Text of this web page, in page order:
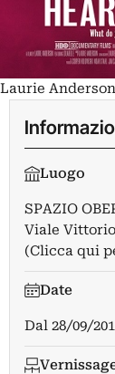
Laurie
Luogo
SPAZIO
Viale
(Clicca qui
Date
Dal 28/09/